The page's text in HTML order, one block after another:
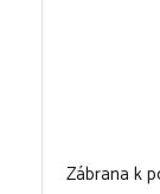
Zábrana k